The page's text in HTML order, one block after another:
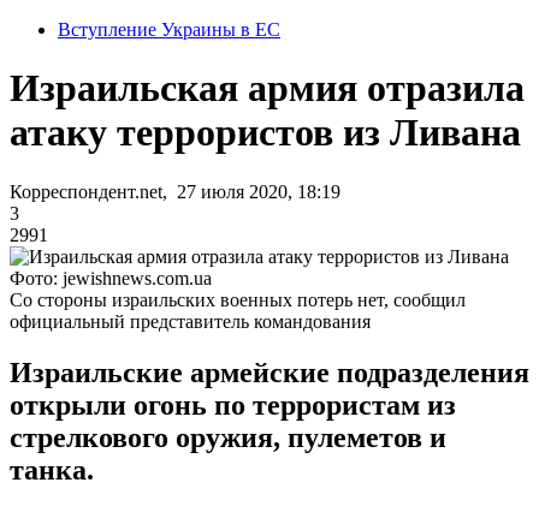
Вступление Украины в ЕС
Израильская армия отразила
атаку террористов из Ливана
Корреспондент.net, 27 июля 2020, 18:19
3
2991
Фото: jewishnews.com.ua
Со стороны израильских военных потерь нет, сообщил
официальный представитель командования
Израильские армейские подразделения
открыли огонь по террористам из
стрелкового оружия, пулеметов и
танка.